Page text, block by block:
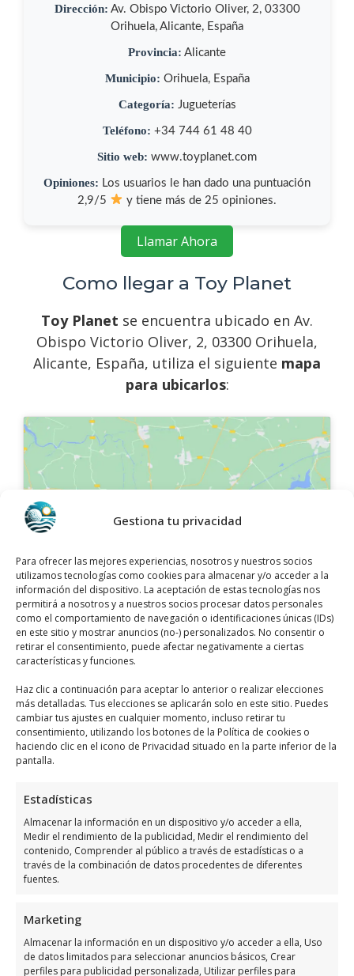
Gestiona tu privacidad
Para ofrecer las mejores experiencias, nosotros y nuestros socios
utilizamos tecnologías como cookies para almacenar y/o acceder a la
información del dispositivo. La aceptación de estas tecnologías nos
permitirá a nosotros y a nuestros socios procesar datos personales
como el comportamiento de navegación o identificaciones únicas (IDs)
en este sitio y mostrar anuncios (no-) personalizados. No consentir o
retirar el consentimiento, puede afectar negativamente a ciertas
características y funciones.
Haz clic a continuación para aceptar lo anterior o realizar elecciones
más detalladas. Tus elecciones se aplicarán solo en este sitio. Puedes
cambiar tus ajustes en cualquier momento, incluso retirar tu
consentimiento, utilizando los botones de la Política de cookies o
haciendo clic en el icono de Privacidad situado en la parte inferior de la
pantalla.
Estadísticas
Almacenar la información en un dispositivo y/o acceder a ella,
Medir el rendimiento de la publicidad, Medir el rendimiento del
contenido, Comprender al público a través de estadísticas o a
través de la combinación de datos procedentes de diferentes
fuentes.
Marketing
Almacenar la información en un dispositivo y/o acceder a ella, Uso
de datos limitados para seleccionar anuncios básicos, Crear
perfiles para publicidad personalizada, Utilizar perfiles para
Dirección: Av. Obispo Victorio Oliver, 2, 03300
Orihuela, Alicante, España
Provincia: Alicante
Municipio: Orihuela, España
Categoría: Jugueterías
Teléfono: +34 744 61 48 40
Sitio web: www.toyplanet.com
Opiniones: Los usuarios le han dado una puntuación
2,9/5
y tiene más de 25 opiniones.
Llamar Ahora
Como llegar a Toy Planet
Toy Planet se encuentra ubicado en Av.
Obispo Victorio Oliver, 2, 03300 Orihuela,
Alicante, España, utiliza el siguiente mapa
para ubicarlos:
Haz clic para aceptar márketing cookies y
Horario de atención de Toy
Días Horario
Lunes
10:00 a 22:00
Miércoles
Jueves
10:00 a 22:00
Viernes
10:00 a 22:00
Sábado
10:00 a 22:00
Opiniones y datos extra
sobre Toy Planet